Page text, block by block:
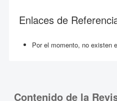
Enlaces de
Por el momento, no existen
Contenido de la